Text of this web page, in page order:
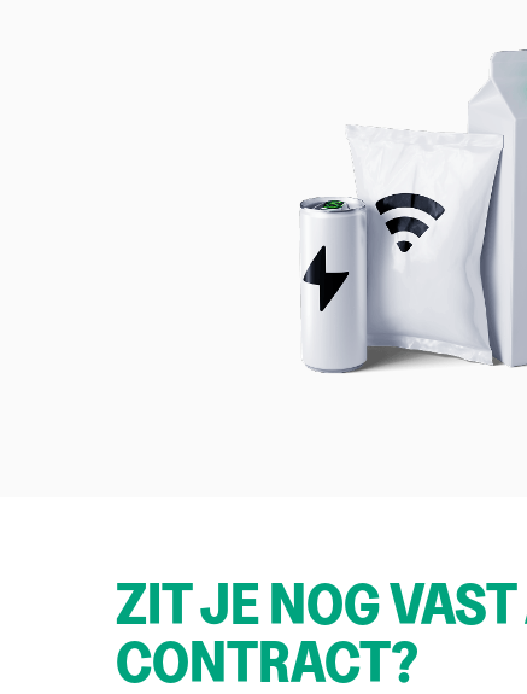
ZIT JE NOG
CONTRACT?